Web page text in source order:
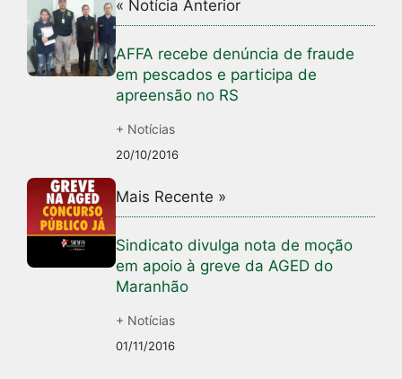
« Notícia Anterior
AFFA recebe denúncia de fraude
em pescados e participa de
apreensão no RS
+ Notícias
20/10/2016
Mais Recente »
Sindicato divulga nota de moção
em apoio à greve da AGED do
Maranhão
+ Notícias
01/11/2016